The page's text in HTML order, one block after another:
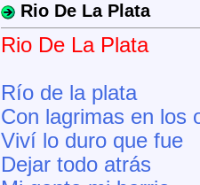
Rio De La Plata
Rio De La Plata
Río de la plata
Con lagrimas en los
Viví lo duro que fue
Dejar todo atrás